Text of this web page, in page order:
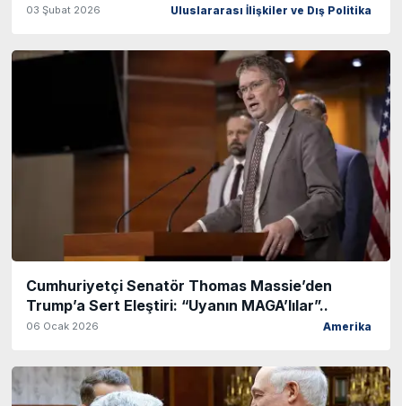
03 Şubat 2026 Uluslararası İlişkiler ve Dış Politika
Cumhuriyetçi Senatör Thomas Massie’den
Trump’a Sert Eleştiri: “Uyanın MAGA’lılar”..
06 Ocak 2026 Amerika